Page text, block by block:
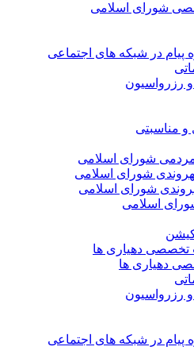
شورای اسلامی
پیام در شبکه های اجتماعی
رزرواسیون
مناسبتی
شورای اسلامی
شورای اسلامی
شورای اسلامی
اسلامی
دهیاری ها
دهیاری ها
رزرواسیون
پیام در شبکه های اجتماعی